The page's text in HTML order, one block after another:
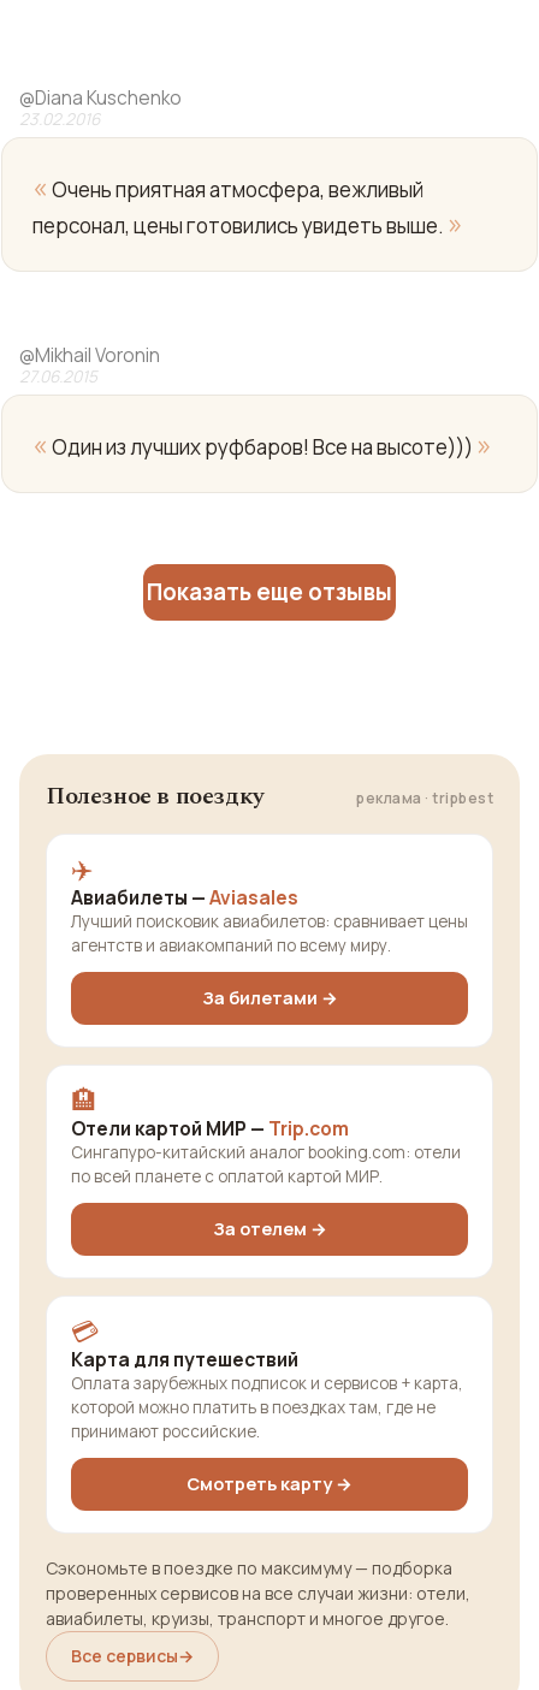
Yo
@Diana Kuschenko
23.02.2016
« Очень приятная атмосфера, вежливый
персонал, цены готовились увидеть выше. »
@Mikhail Voronin
27.06.2015
« Один из лучших руфбаров! Все на высоте))) »
Показать еще отзывы
Полезное в поездку реклама · tripbest
✈️
Авиабилеты —Aviasales
Лучший поисковик авиабилетов: сравнивает цены
агентств и авиакомпаний по всему миру.
За билетами →
🏨
Отели картой МИР — Trip.com
Сингапуро-китайский аналог booking.com: отели
по всей планете с оплатой картой МИР.
За отелем →
💳
Карта для путешествий
Оплата зарубежных подписок и сервисов + карта,
которой можно платить в поездках там, где не
принимают российские.
Смотреть карту →
Сэкономьте в поездке по максимуму — подборка
проверенных сервисов на все случаи жизни: отели,
авиабилеты, круизы, транспорт и многое другое.
Все сервисы→